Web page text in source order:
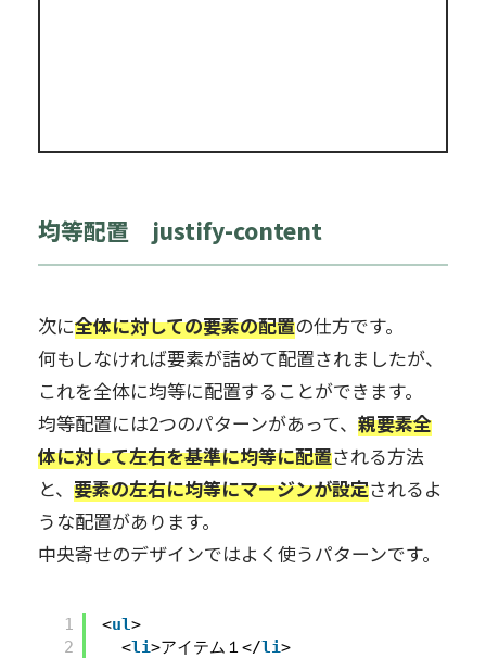
均等配置 justify-content
次に全体に対しての要素の配置の仕方です。
何もしなければ要素が詰めて配置されましたが、
これを全体に均等に配置することができます。
均等配置には2つのパターンがあって、 親要素全
体に対して左右を基準に均等に配置される方法
と、 要素の左右に均等にマージンが設定されるよ
うな配置があります。
中央寄せのデザインではよく使うパターンです。
1
2
<ul>
<li>アイテム１</li>